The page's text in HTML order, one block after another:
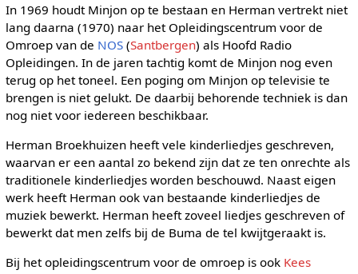
In 1969 houdt Minjon op te bestaan en Herman vertrekt niet
lang daarna (1970) naar het Opleidingscentrum voor de
Omroep van de NOS(Santbergen) als Hoofd Radio
Opleidingen. In de jaren tachtig komt de Minjon nog even
terug op het toneel. Een poging om Minjon op televisie te
brengen is niet gelukt. De daarbij behorende techniek is dan
nog niet voor iedereen beschikbaar.
Herman Broekhuizen heeft vele kinderliedjes geschreven,
waarvan er een aantal zo bekend zijn dat ze ten onrechte als
traditionele kinderliedjes worden beschouwd. Naast eigen
werk heeft Herman ook van bestaande kinderliedjes de
muziek bewerkt. Herman heeft zoveel liedjes geschreven of
bewerkt dat men zelfs bij de Buma de tel kwijtgeraakt is.
Bij het opleidingscentrum voor de omroep is ook Kees